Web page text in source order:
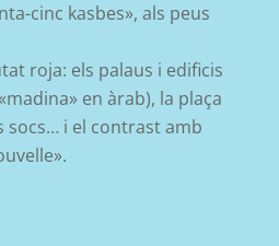
cinc kasbes», als peus
roja: els palaus i edificis
madina» en àrab), la plaça
socs… i el contrast amb
».